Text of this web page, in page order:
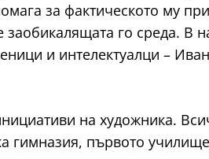
за фактическото му
заобикалящата го среда.
и интелектуалци –
на художника.
гимназия, първото